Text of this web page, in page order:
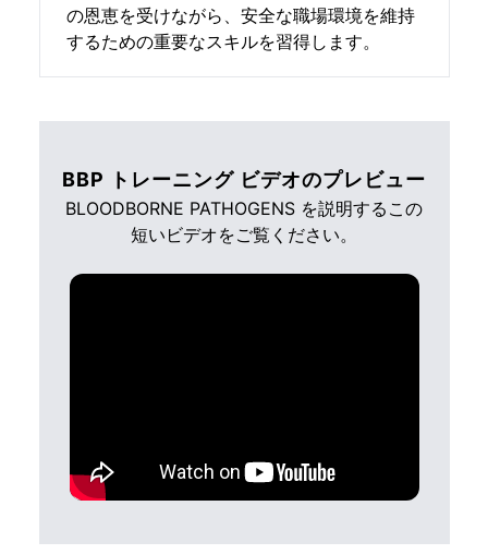
の恩恵を受けながら、安全な職場環境を維持
するための重要なスキルを習得します。
BBP トレーニング ビデオのプレビュー
BLOODBORNE PATHOGENS を説明するこの
短いビデオをご覧ください。